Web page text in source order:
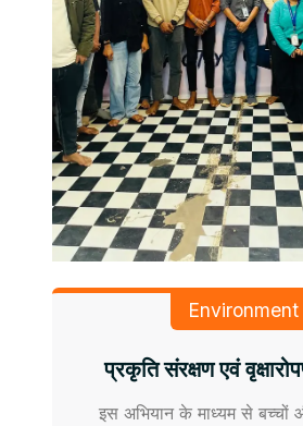
Environment
प्रकृति संरक्षण एवं
इस अभियान के माध्यम से बच्चों